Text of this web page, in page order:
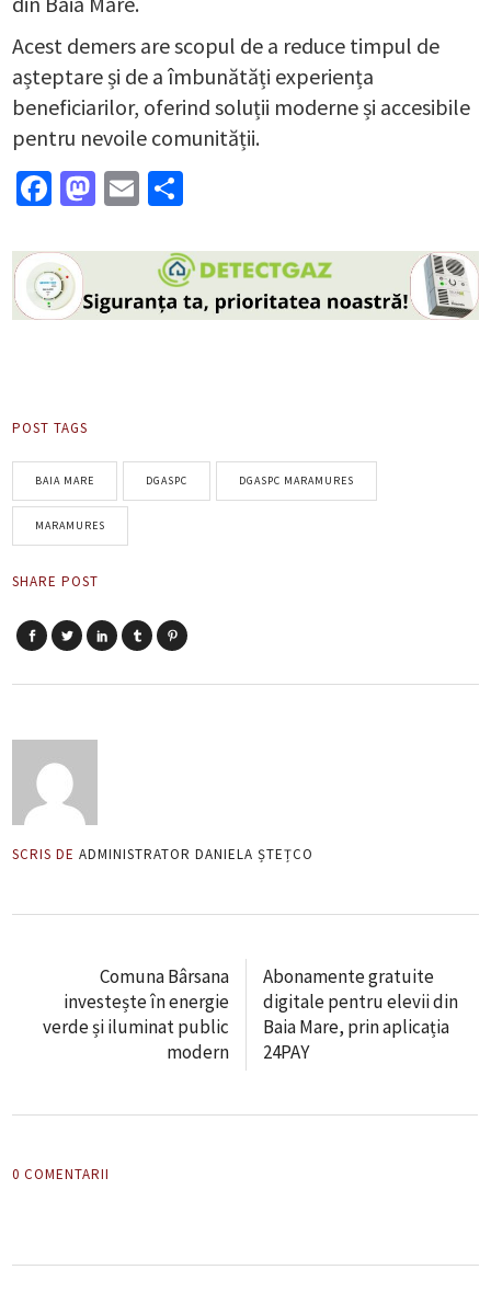
Acest demers are scopul de a reduce timpul de
așteptare și de a îmbunătăți experiența
beneficiarilor, oferind soluții moderne și accesibile
pentru nevoile comunității.
Facebook
Mastodon
Email
POST TAGS
BAIA MARE DGASPC DGASPC MARAMURES
MARAMURES
SHARE POST
SCRIS DE ADMINISTRATOR DANIELA ȘTEȚCO
Comuna Bârsana
investește în energie
verde și iluminat public
modern
Abonamente gratuite
digitale pentru elevii din
Baia Mare, prin aplicația
24PAY
0 COMENTARII